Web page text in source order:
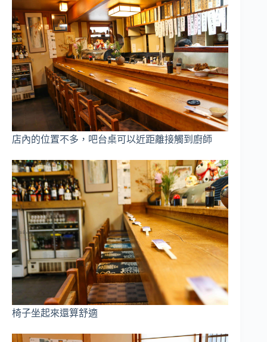
店內的位置不多，吧台桌可以近距離接觸到廚師
椅子坐起來還算舒適